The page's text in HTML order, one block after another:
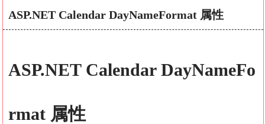
ASP.NET Calendar DayNameFormat 属性
ASP.NET CalendarDayNameFo
rmat 属性